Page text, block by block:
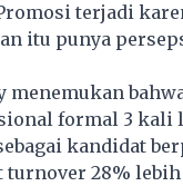
terjadi
itu punya
menemukan
formal 3 kali
kandidat
turnover 28%